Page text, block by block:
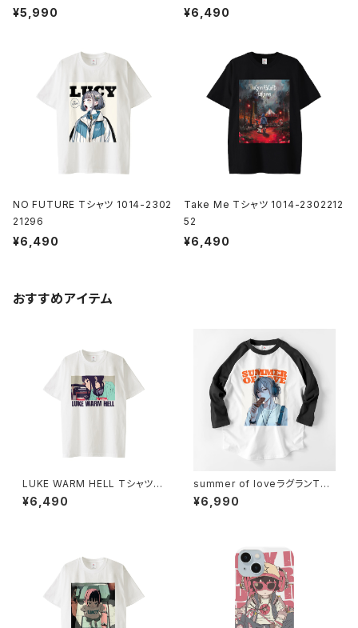
¥5,990 ¥6,490
NO FUTURE Tシャツ 1014-2302
21296
¥6,490
Take Me Tシャツ 1014-2302212
52
¥6,490
おすすめアイテム
LUKE WARM HELL Tシャツ 1
014-230221341
¥6,490
summer of loveラグランTシ
ャツ_bitter memory 1014-2
30221219
¥6,990